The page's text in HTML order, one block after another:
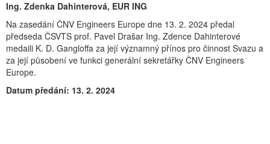
Ing. Zdenka Dahinterová, EUR ING
Na zasedání ČNV Engineers Europe dne 13. 2. 2024 předal
předseda ČSVTS prof. Pavel Drašar Ing. Zdence Dahinterové
medaili K. D. Gangloffa za její významný přínos pro činnost Svazu a
za její působení ve funkci generální sekretářky ČNV Engineers
Europe.
Datum předání: 13. 2. 2024